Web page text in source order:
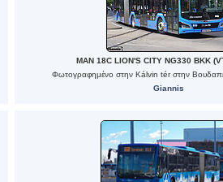
MAN 18C LION'S CITY NG330 BKK
Φωτογραφημένο στην Kálvin tér στην
Giannis